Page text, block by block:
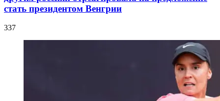
стать президентом Венгрии
337